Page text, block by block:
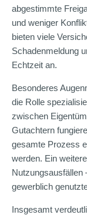
abgestimmte
und weniger
bieten viele
Schadenmeldung
Echtzeit an.
Besonderes
die Rolle
zwischen
Gutachtern
gesamte Prozess
werden. Ein
Nutzungsausfällen
gewerblich
Insgesamt